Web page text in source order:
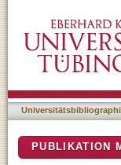
PUBLIKATION